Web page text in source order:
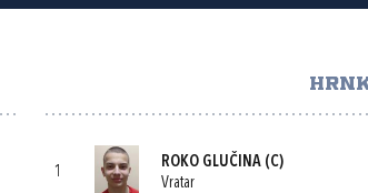
1
ROKO GLUČINA(C)
Vratar